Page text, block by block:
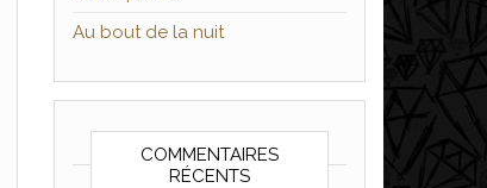
Au bout de la nuit
COMMENTAIRES
RÉCENTS